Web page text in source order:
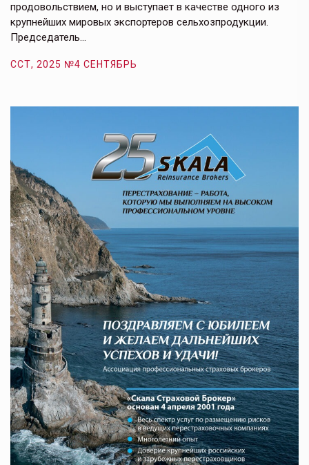
продовольствием, но и выступает в качестве одного из
крупнейших мировых экспортеров сельхозпродукции.
Председатель…
ССТ, 2025 №4 СЕНТЯБРЬ